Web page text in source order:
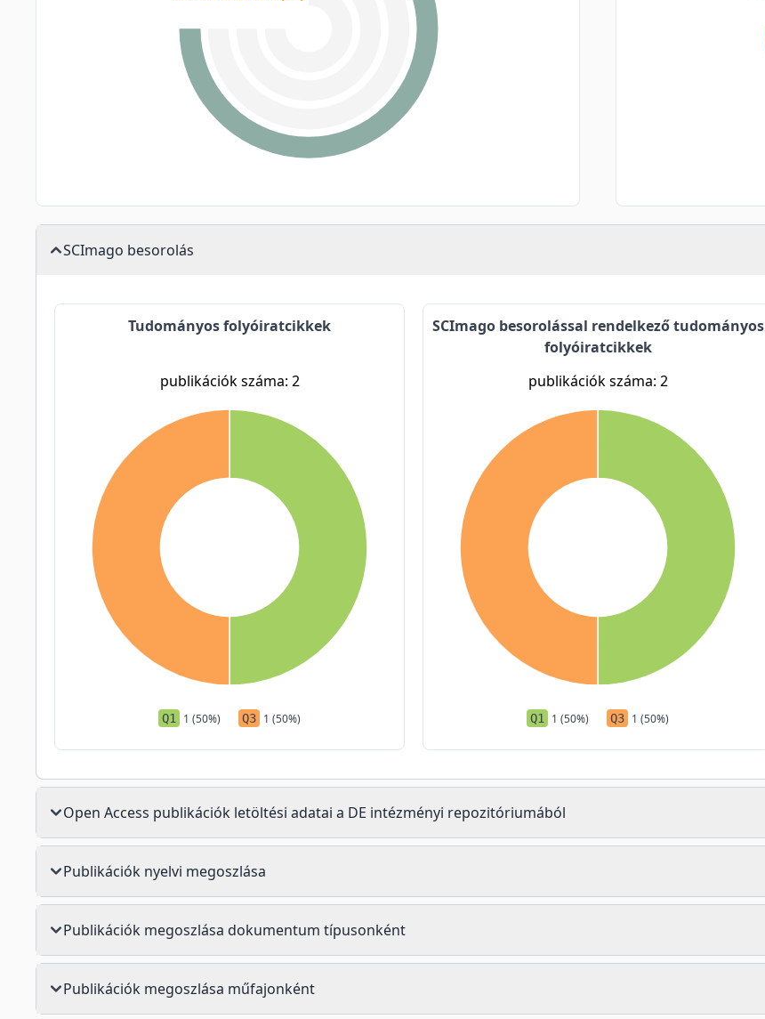
SCImago besorolás
Tudományos folyóiratcikkek
publikációk száma: 2
Q1 1 (50%) Q3 1 (50%)
SCImago besorolással rendelkező tudományos
folyóiratcikkek
publikációk száma: 2
Q1 1 (50%) Q3 1 (50%)
Open Access publikációk letöltési adatai a DE intézményi repozitóriumából
Publikációk nyelvi megoszlása
Publikációk megoszlása dokumentum típusonként
Publikációk megoszlása műfajonként